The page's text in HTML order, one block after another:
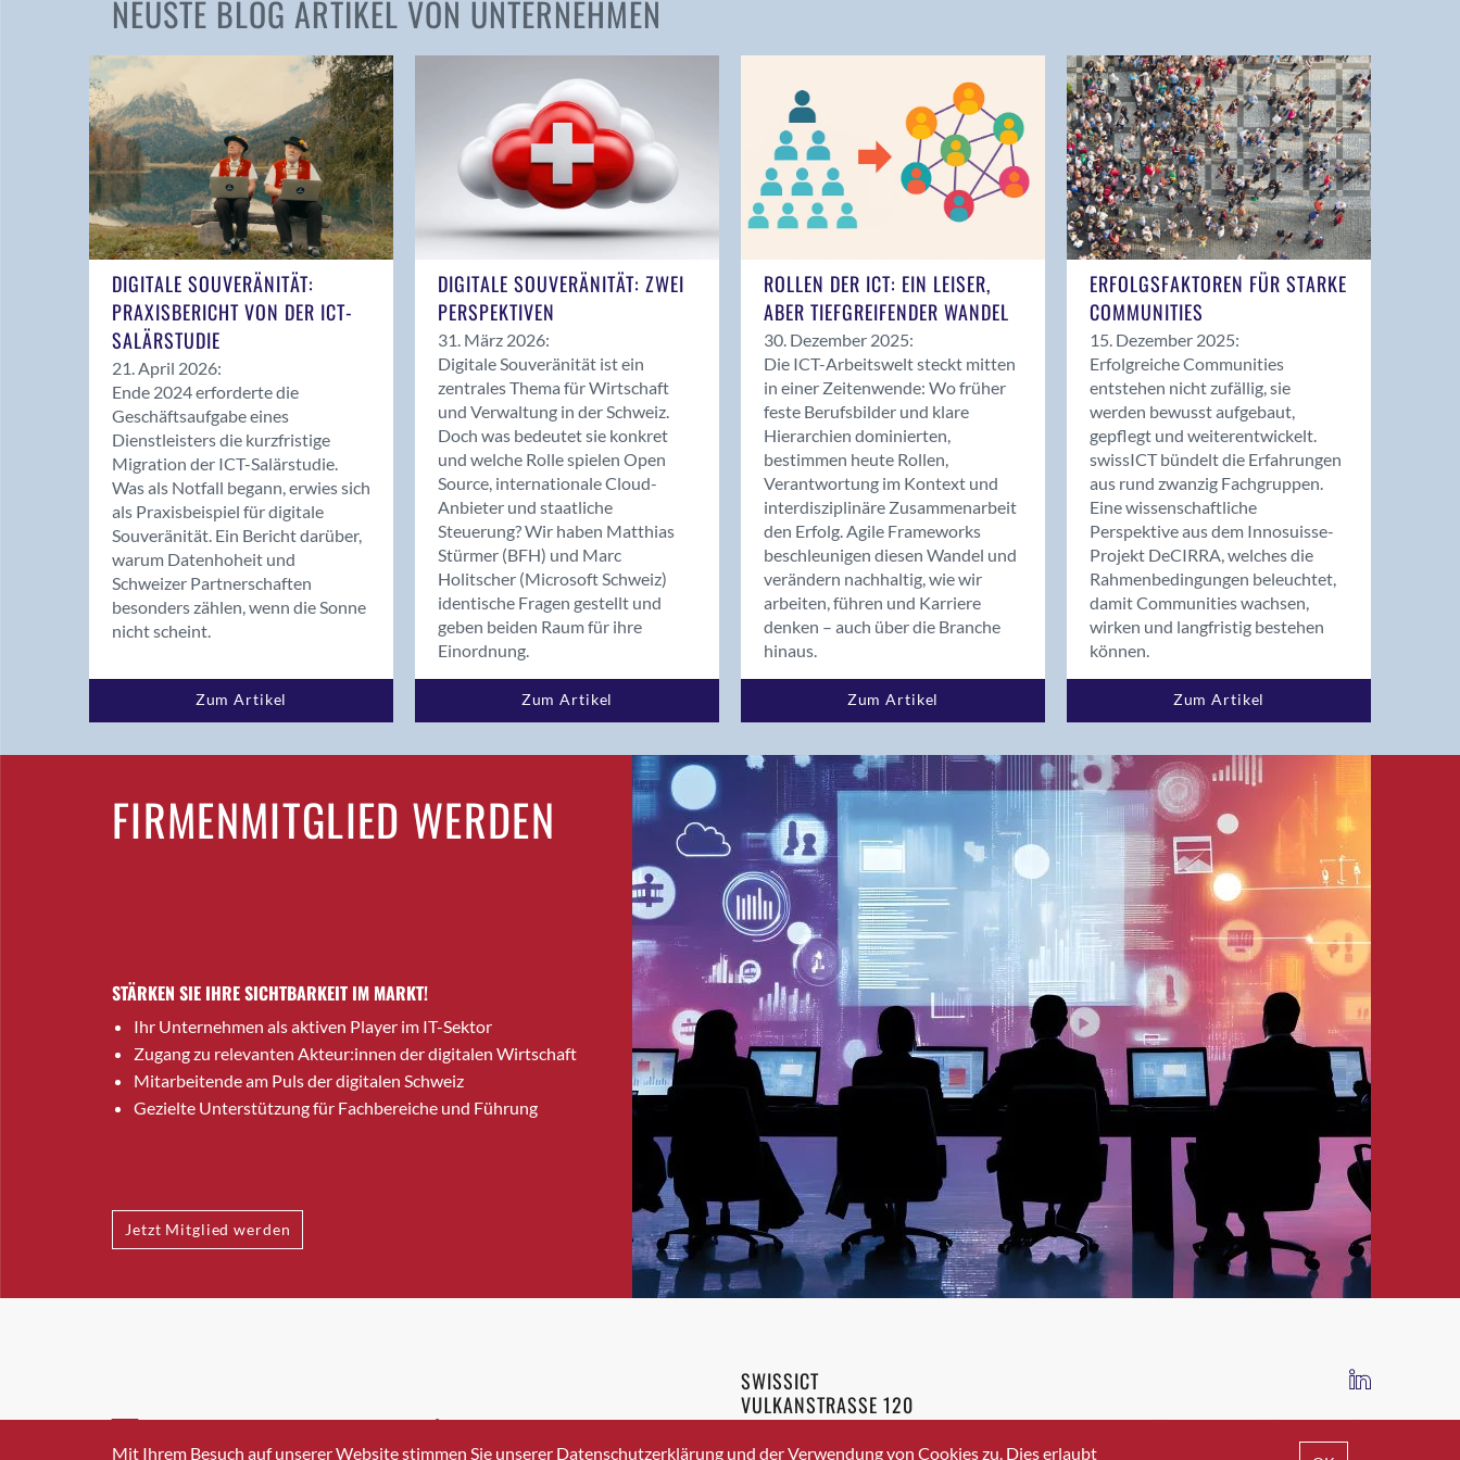
Andelfingen
Balsthal
Balzers
Bassersdorf
Benken (SG)
Bergdietikon
Bern - Liebefeld
Birsfelden
Bolligen
Bonaduz
Bonstetten
Bottighofen
Bremgarten bei Bern
Brig-Glis
Bronschhofen
Brugg
Brugg AG
Burgdorf
Bäretswil
Bülach
Cazis
Crissier
Davos Platz
NEUSTE BLOG ARTIKEL VON UNTERNEHMEN
DIGITALE SOUVERÄNITÄT:
PRAXISBERICHT VON DER ICT-
SALÄRSTUDIE
21. April 2026:
Ende 2024 erforderte die
Geschäftsaufgabe eines
Dienstleisters die kurzfristige
Migration der ICT-Salärstudie.
Was als Notfall begann, erwies sich
als Praxisbeispiel für digitale
Souveränität. Ein Bericht darüber,
warum Datenhoheit und
Schweizer Partnerschaften
besonders zählen, wenn die Sonne
nicht scheint.
Zum Artikel
DIGITALE SOUVERÄNITÄT: ZWEI
PERSPEKTIVEN
31. März 2026:
Digitale Souveränität ist ein
zentrales Thema für Wirtschaft
und Verwaltung in der Schweiz.
Doch was bedeutet sie konkret
und welche Rolle spielen Open
Source, internationale Cloud-
Anbieter und staatliche
Steuerung? Wir haben Matthias
Stürmer (BFH) und Marc
Holitscher (Microsoft Schweiz)
identische Fragen gestellt und
geben beiden Raum für ihre
Einordnung.
Zum Artikel
ROLLEN DER ICT: EIN LEISER,
ABER TIEFGREIFENDER WANDEL
30. Dezember 2025:
Die ICT-Arbeitswelt steckt mitten
in einer Zeitenwende: Wo früher
feste Berufsbilder und klare
Hierarchien dominierten,
bestimmen heute Rollen,
Verantwortung im Kontext und
interdisziplinäre Zusammenarbeit
den Erfolg. Agile Frameworks
beschleunigen diesen Wandel und
verändern nachhaltig, wie wir
arbeiten, führen und Karriere
denken – auch über die Branche
hinaus.
Zum Artikel
ERFOLGSFAKTOREN FÜR STARKE
COMMUNITIES
15. Dezember 2025:
Erfolgreiche Communities
entstehen nicht zufällig, sie
werden bewusst aufgebaut,
gepflegt und weiterentwickelt.
swissICT bündelt die Erfahrungen
aus rund zwanzig Fachgruppen.
Eine wissenschaftliche
Perspektive aus dem Innosuisse-
Projekt DeCIRRA, welches die
Rahmenbedingungen beleuchtet,
damit Communities wachsen,
wirken und langfristig bestehen
können.
Zum Artikel
FIRMENMITGLIED WERDEN
STÄRKEN SIE IHRE SICHTBARKEIT IM MARKT!
Ihr Unternehmen als aktiven Player im IT-Sektor
Zugang zu relevanten Akteur:innen der digitalen Wirtschaft
Mitarbeitende am Puls der digitalen Schweiz
Gezielte Unterstützung für Fachbereiche und Führung
Jetzt Mitglied werden
INFO@SWISSICT.CH +41 43 336 40 20
SWISSICT
VULKANSTRASSE 120
8048 ZURICH
IMPRESSUM DATENSCHUTZ AGB
Mit Ihrem Besuch auf unserer Website stimmen Sie unserer Datenschutzerklärung und der Verwendung von Cookies zu. Dies erlaubt